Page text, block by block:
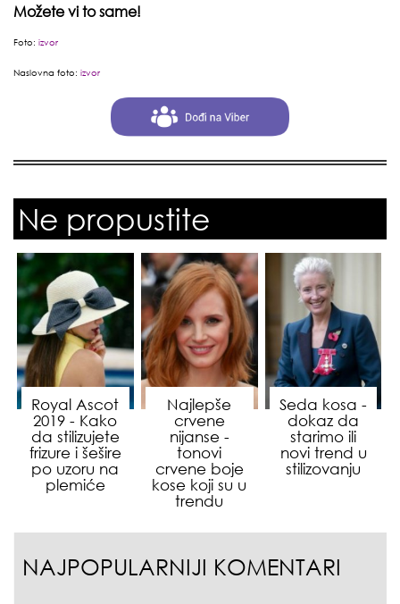
Možete vi to same!
Foto: izvor
Naslovna foto: izvor
Ne propustite
Royal Ascot
2019 - Kako
da stilizujete
frizure i šešire
po uzoru na
plemiće
Najlepše
crvene
nijanse -
tonovi
crvene boje
kose koji su u
trendu
Seda kosa -
dokaz da
starimo ili
novi trend u
stilizovanju
NAJPOPULARNIJI KOMENTARI